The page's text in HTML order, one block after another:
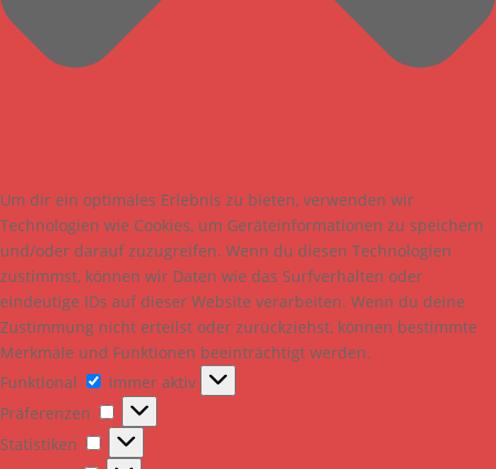
Um dir ein optimales Erlebnis zu bieten, verwenden wir
Technologien wie Cookies, um Geräteinformationen zu speichern
und/oder darauf zuzugreifen. Wenn du diesen Technologien
zustimmst, können wir Daten wie das Surfverhalten oder
eindeutige IDs auf dieser Website verarbeiten. Wenn du deine
Zustimmung nicht erteilst oder zurückziehst, können bestimmte
Merkmale und Funktionen beeinträchtigt werden.
Funktional
Funktional
Immer aktiv
Präferenzen
Präferenzen
Statistiken
Statistiken